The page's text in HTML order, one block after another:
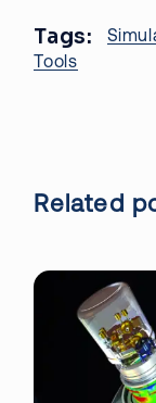
Tags:
Tools
Related